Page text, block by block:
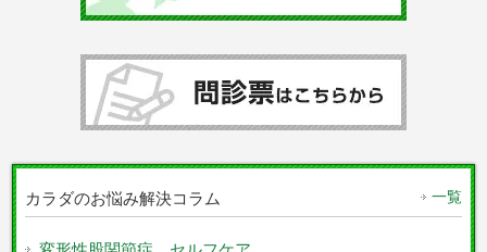
カラダのお悩み解決コラム 一覧